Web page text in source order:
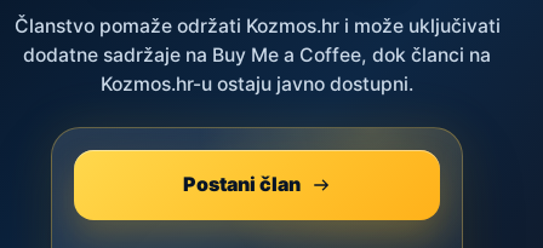
Članstvo pomaže održati Kozmos.hr i može uključivati
dodatne sadržaje na Buy Me a Coffee, dok članci na
Kozmos.hr-u ostaju javno dostupni.
Postani član